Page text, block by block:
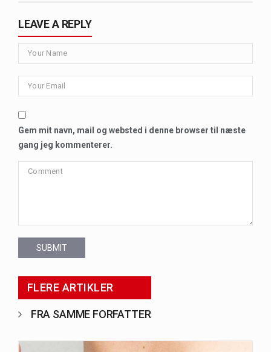
LEAVE A REPLY
Gem mit navn, mail og websted i denne browser til næste
gang jeg kommenterer.
SUBMIT
FLERE ARTIKLER
FRA SAMME FORFATTER